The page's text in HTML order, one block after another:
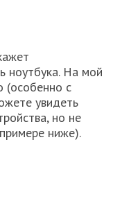
ноутбука. На мой
(особенно с
увидеть
но не
ниже).